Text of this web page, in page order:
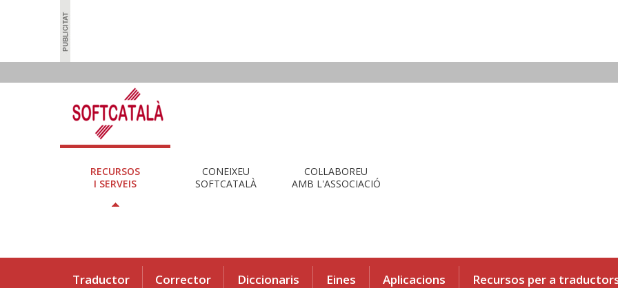
RECURSOS
I SERVEIS
CONEIXEU
SOFTCATALÀ
COL·LABOREU
AMB L'ASSOCIACIÓ
Traductor Corrector Diccionaris Eines Aplicacions Recursos per a